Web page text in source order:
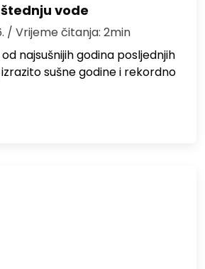
vode
/ Vrijeme čitanja: 2min
najsušnijih godina posljednjih
sušne godine i rekordno